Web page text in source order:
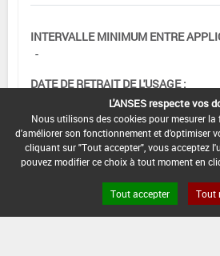
INTERVALLE MINIMUM ENTRE
-
DATE DE RETRAIT DE L'USAGE :
DATE DE FIN DE DISTRIBUTION :
30/09/2005
L'ANSES respecte vos
Nous utilisons des cookies pour mesurer
d'améliorer son fonctionnement et d'optimiser
cliquant sur "Tout accepter", vous acceptez
pouvez modifier ce choix à tout moment en
Tout accepter Tout